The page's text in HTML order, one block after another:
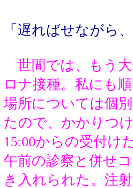
「遅ればせながら
世間では、もう
ロナ接種。私にも
場所については個
たので、かかりつ
15:00からの受付け
午前の診察と併せ
き入れられた。注